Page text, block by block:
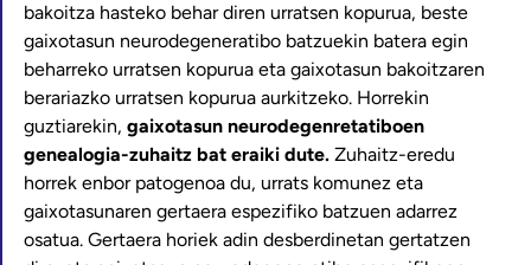
bakoitza hasteko behar diren urratsen kopurua, beste
gaixotasun neurodegeneratibo batzuekin batera egin
beharreko urratsen kopurua eta gaixotasun bakoitzaren
berariazko urratsen kopurua aurkitzeko. Horrekin
guztiarekin, gaixotasun neurodegenretatiboen
genealogia-zuhaitz bat eraiki dute. Zuhaitz-eredu
horrek enbor patogenoa du, urrats komunez eta
gaixotasunaren gertaera espezifiko batzuen adarrez
osatua. Gertaera horiek adin desberdinetan gertatzen